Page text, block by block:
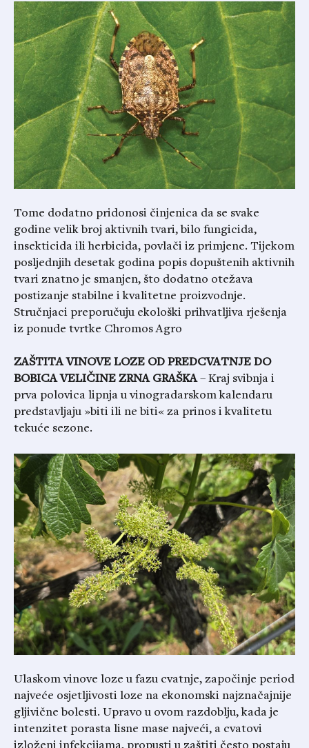
Tome dodatno pridonosi činjenica da se svake
godine velik broj aktivnih tvari, bilo fungicida,
insekticida ili herbicida, povlači iz primjene. Tijekom
posljednjih desetak godina popis dopuštenih aktivnih
tvari znatno je smanjen, što dodatno otežava
postizanje stabilne i kvalitetne proizvodnje.
Stručnjaci preporučuju ekološki prihvatljiva rješenja
iz ponude tvrtke Chromos Agro
ZAŠTITA VINOVE LOZE OD PREDCVATNJE DO
BOBICA VELIČINE ZRNA GRAŠKA– Kraj svibnja i
prva polovica lipnja u vinogradarskom kalendaru
predstavljaju »biti ili ne biti« za prinos i kvalitetu
tekuće sezone.
Ulaskom vinove loze u fazu cvatnje, započinje period
najveće osjetljivosti loze na ekonomski najznačajnije
gljivične bolesti. Upravo u ovom razdoblju, kada je
intenzitet porasta lisne mase najveći, a cvatovi